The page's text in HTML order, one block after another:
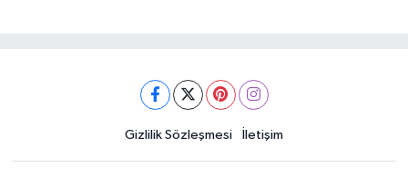
Gizlilik Sözleşmesi İletişim